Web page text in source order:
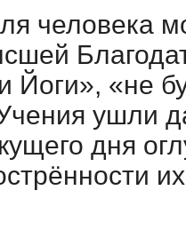
человека
Йоги», «не
ушли
дня